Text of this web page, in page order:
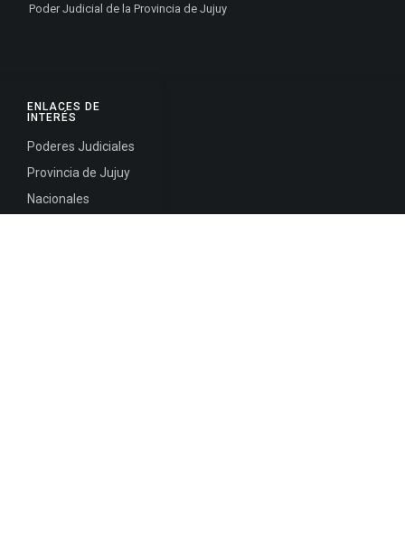
ENLACES DE
INTERÉS
Poderes Judiciales
Provincia de Jujuy
Nacionales
Poder Judicial de la Provincia de Jujuy